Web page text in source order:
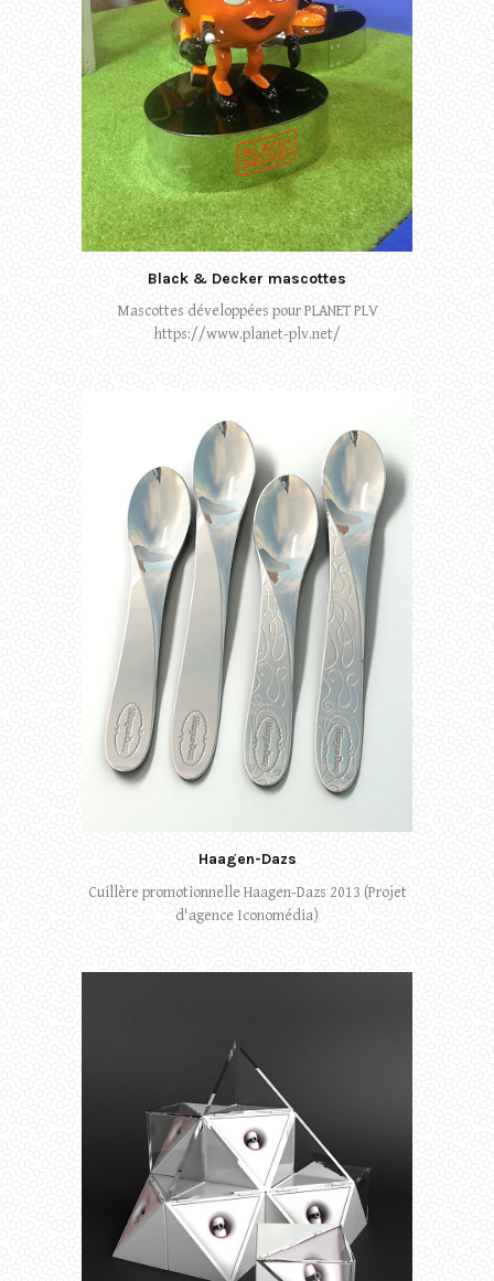
Black & Decker mascottes
Mascottes développées pour PLANET PLV
https://www.planet-plv.net/
Haagen-Dazs
Cuillère promotionnelle Haagen-Dazs 2013 (Projet
d'agence Iconomédia)